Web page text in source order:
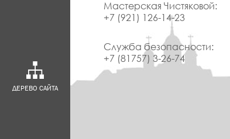
ДЕРЕВО САЙТА
Мастерская Чистяковой:
+7 (921) 126-14-23
Служба безопасности:
+7 (81757) 3-26-74